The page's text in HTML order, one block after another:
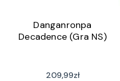
Danganronpa
Decadence (Gra NS)
209,99zł